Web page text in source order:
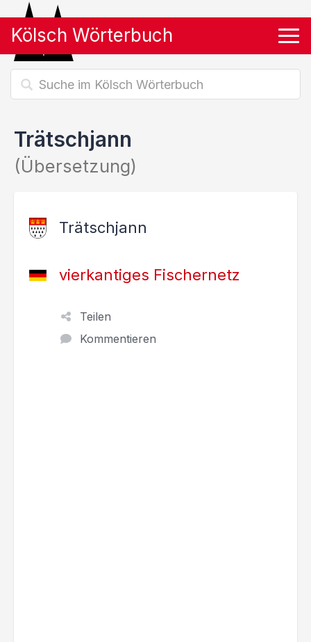
Kölsch Wörterbuch
Trätschjann
(Übersetzung)
Trätschjann
vierkantiges Fischernetz
Teilen
Kommentieren